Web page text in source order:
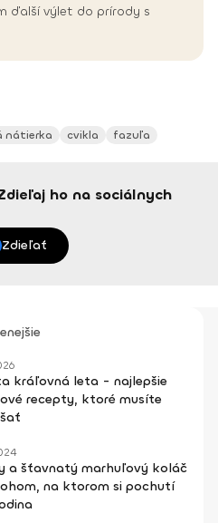
ďalší výlet do prírody s
nátierka cvikla
fazuľa
ho na sociálnych
Zdieľať
kráľovná leta - najlepšie
recepty, ktoré musíte
a šťavnatý marhuľový koláč
na ktorom si pochutí